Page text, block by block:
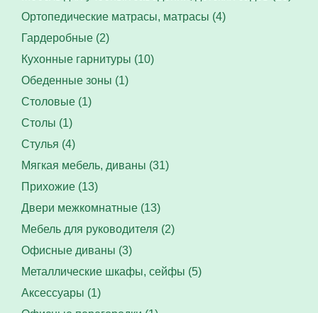
Ортопедические матрасы, матрасы (4)
Гардеробные (2)
Кухонные гарнитуры (10)
Обеденные зоны (1)
Столовые (1)
Столы (1)
Стулья (4)
Мягкая мебель, диваны (31)
Прихожие (13)
Двери межкомнатные (13)
Мебель для руководителя (2)
Офисные диваны (3)
Металлические шкафы, сейфы (5)
Аксессуары (1)